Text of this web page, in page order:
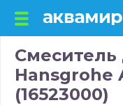
Hansgrohe
(16523000)